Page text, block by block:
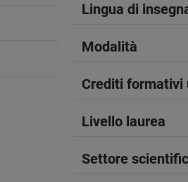
Lingua di
Modalità
Crediti formativi
Livello laurea
Settore